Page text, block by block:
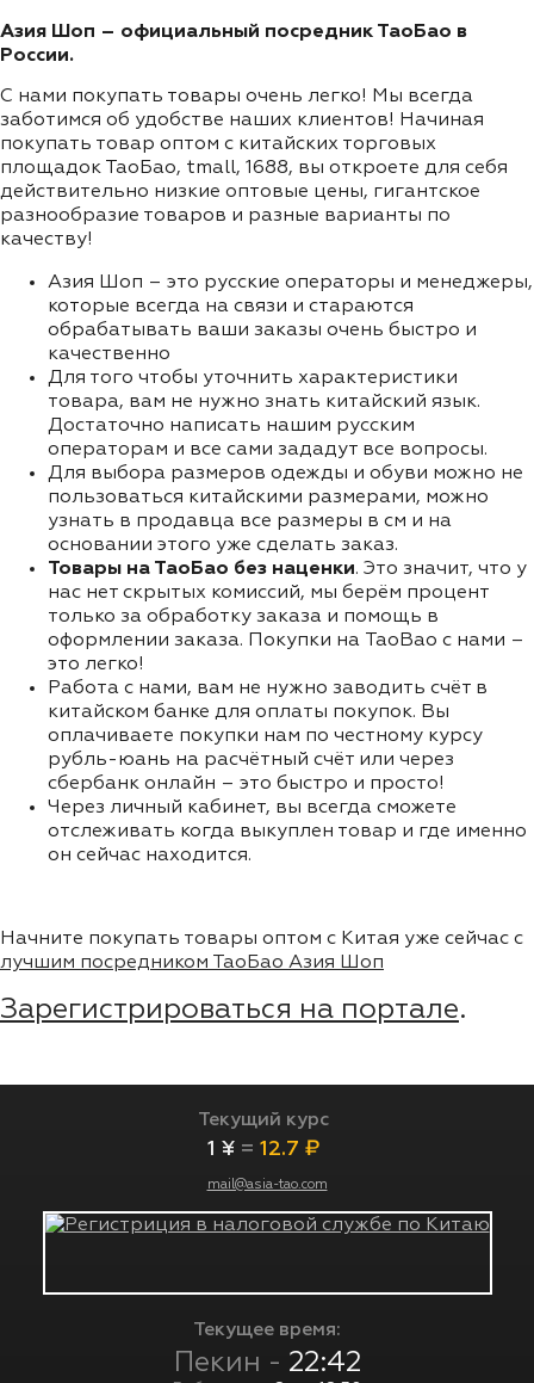
Азия Шоп – официальный посредник ТаоБао в
России.
С нами покупать товары очень легко! Мы всегда
заботимся об удобстве наших клиентов! Начиная
покупать товар оптом с китайских торговых
площадок ТаоБао, tmall, 1688, вы откроете для себя
действительно низкие оптовые цены, гигантское
разнообразие товаров и разные варианты по
качеству!
Азия Шоп – это русские операторы и менеджеры,
которые всегда на связи и стараются
обрабатывать ваши заказы очень быстро и
качественно
Для того чтобы уточнить характеристики
товара, вам не нужно знать китайский язык.
Достаточно написать нашим русским
операторам и все сами зададут все вопросы.
Для выбора размеров одежды и обуви можно не
пользоваться китайскими размерами, можно
узнать в продавца все размеры в см и на
основании этого уже сделать заказ.
Товары на ТаоБао без наценки. Это значит, что у
нас нет скрытых комиссий, мы берём процент
только за обработку заказа и помощь в
оформлении заказа. Покупки на TaoBao с нами –
это легко!
Работа с нами, вам не нужно заводить счёт в
китайском банке для оплаты покупок. Вы
оплачиваете покупки нам по честному курсу
рубль-юань на расчётный счёт или через
сбербанк онлайн – это быстро и просто!
Через личный кабинет, вы всегда сможете
отслеживать когда выкуплен товар и где именно
он сейчас находится.
Начните покупать товары оптом с Китая уже сейчас с
лучшим посредником ТаоБао Азия Шоп
Зарегистрироваться на портале.
Текущий курс
1 ¥ = 12.7 ₽
mail@asia-tao.com
Текущее время:
Пекин - 22:42